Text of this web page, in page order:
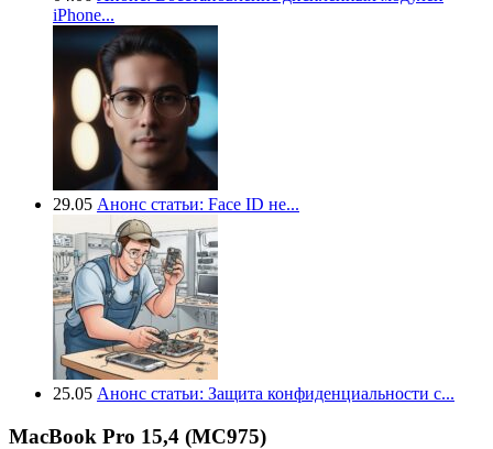
iPhone...
29.05 Анонс статьи: Face ID не...
25.05 Анонс статьи: Защита конфиденциальности с...
MacBook Pro 15,4 (MC975)